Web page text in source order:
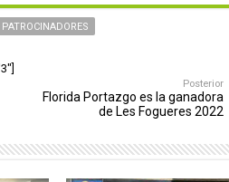
PATROCINADORES
Posterior
Florida Portazgo es la ganadora
de Les Fogueres 2022